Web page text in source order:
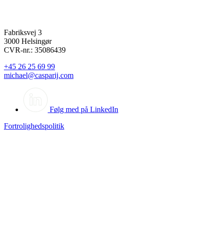
Fabriksvej 3
3000 Helsingør
CVR-nr.: 35086439
+45 26 25 69 99
michael@casparij.com
Følg med på LinkedIn
Fortrolighedspolitik